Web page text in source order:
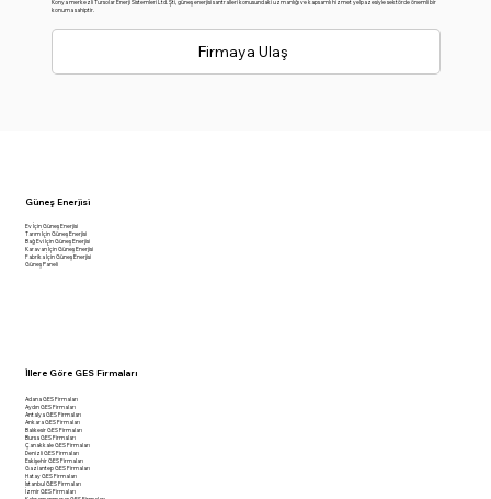
Konya merkezli Tursolar Enerji Sistemleri Ltd. Şti, güneş enerjisi santralleri konusundaki uzmanlığı ve kapsamlı hizmet yelpazesiyle sektörde önemli bir
konuma sahiptir.
Firmaya Ulaş
İllere Göre GES Firmaları
Adana GES Firmaları
Aydın GES Firmaları
Antalya GES Firmaları
Ankara GES Firmaları
Balıkesir GES Firmaları
Bursa GES Firmaları
Çanakkale GES Firmaları
Denizli GES Firmaları
Eskişehir GES Firmaları
Gaziantep GES Firmaları
Hatay GES Firmaları
İstanbul GES Firmaları
İzmir GES Firmaları
Güneş Enerjisi
Ev İçin Güneş Enerjisi
Tarım İçin Güneş Enerjisi
Bağ Evi İçin Güneş Enerjisi
Karavan İçin Güneş Enerjisi
Fabrika İçin Güneş Enerjisi
Güneş Paneli